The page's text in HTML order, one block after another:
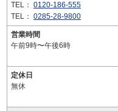
TEL： 0120-186-555
TEL： 0285-28-9800
営業時間
午前9時〜午後6時
定休日
無休